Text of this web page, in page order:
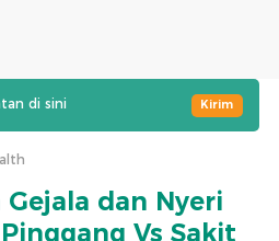
di sini Kirim
Gejala dan Nyeri
Vs Sakit